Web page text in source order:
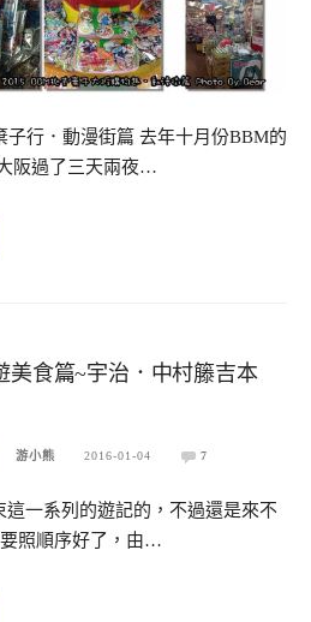
行．動漫街篇 去年十月份BBM的
阪過了三天兩夜…
美食篇~宇治．中村籐吉本
游小熊 2016-01-04 7
這一系列的遊記的，不過還是來不
照順序好了，由…